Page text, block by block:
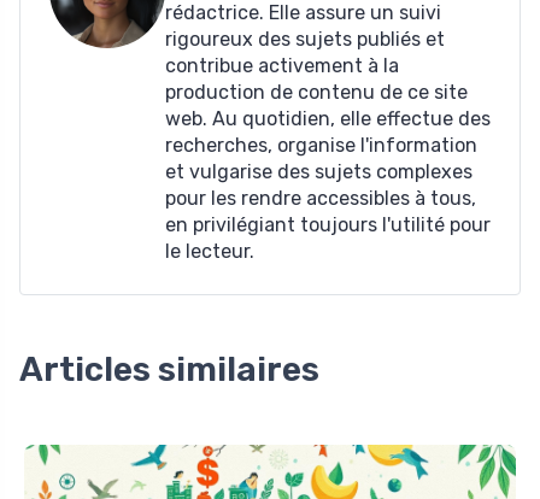
rédactrice. Elle assure un suivi
rigoureux des sujets publiés et
contribue activement à la
production de contenu de ce site
web. Au quotidien, elle effectue des
recherches, organise l'information
et vulgarise des sujets complexes
pour les rendre accessibles à tous,
en privilégiant toujours l'utilité pour
le lecteur.
Articles similaires